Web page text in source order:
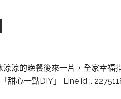
涼的晚餐後來一片，全家幸福
甜心一點DIY」 Line id :.